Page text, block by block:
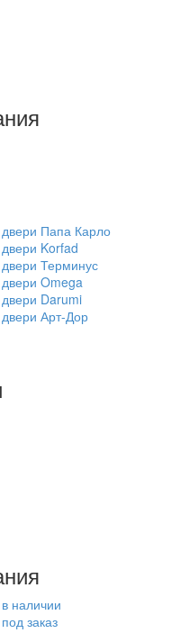
Папа Карло
Korfad
Терминус
Omega
Darumi
Арт-Дор
наличии
заказ